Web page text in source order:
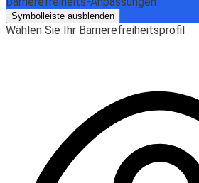
Symbolleiste ausblenden
Wählen Sie Ihr Barrierefreiheitsprofil